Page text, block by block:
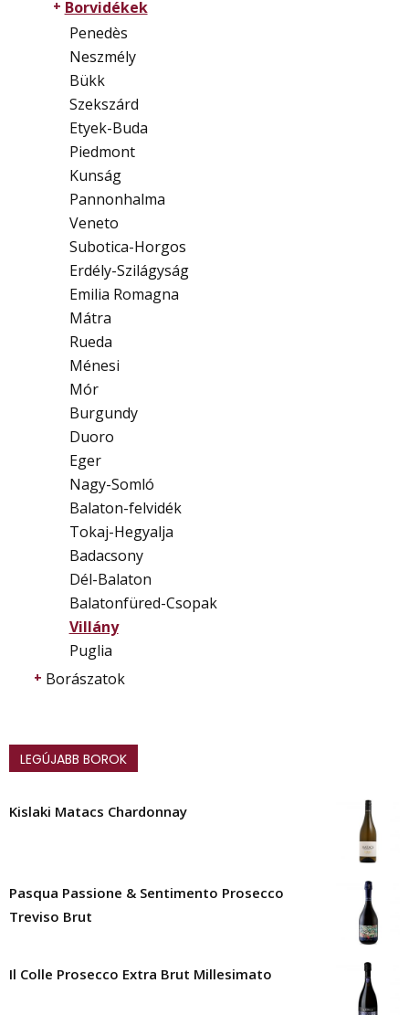
Borvidékek
Penedès
Neszmély
Bükk
Szekszárd
Etyek-Buda
Piedmont
Kunság
Pannonhalma
Veneto
Subotica-Horgos
Erdély-Szilágyság
Emilia Romagna
Mátra
Rueda
Ménesi
Mór
Burgundy
Duoro
Eger
Nagy-Somló
Balaton-felvidék
Tokaj-Hegyalja
Badacsony
Dél-Balaton
Balatonfüred-Csopak
Villány
Puglia
Borászatok
LEGÚJABB BOROK
Kislaki Matacs Chardonnay
Pasqua Passione & Sentimento Prosecco
Treviso Brut
Il Colle Prosecco Extra Brut Millesimato